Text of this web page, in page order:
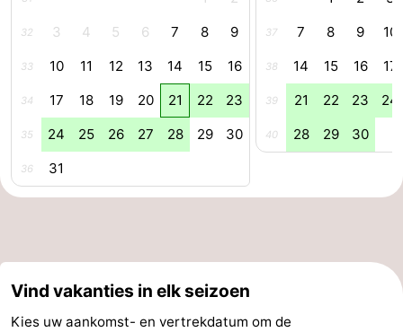
Forum
Reisboekenwinkel
Nieuws
Route
-
Zeeland
32 3 4 5 6 7 8 9
33 10 11 12 13 14 15 16
34 17 18 19 20 21 22 23
35 24 25 26 27 28 29 30
36 31
37 7 8 9 10
38 14 15 16 17
39 21 22 23 24
40 28 29 30
Vind vakanties in elk seizoen
Kies uw aankomst- en vertrekdatum om de